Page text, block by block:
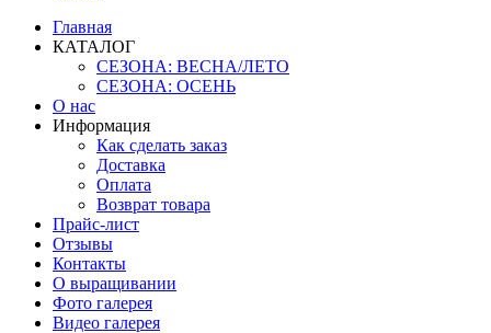
Главная
КАТАЛОГ
СЕЗОНА: ВЕСНА/ЛЕТО
СЕЗОНА: ОСЕНЬ
О нас
Информация
Как сделать заказ
Доставка
Оплата
Возврат товара
Прайс-лист
Отзывы
Контакты
О выращивании
Фото галерея
Видео галерея